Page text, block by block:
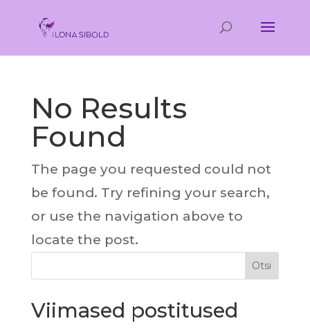
No Results
Found
The page you requested could not
be found. Try refining your search,
or use the navigation above to
locate the post.
Otsi
Viimased postitused